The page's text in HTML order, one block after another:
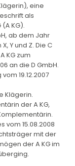
eine
als
KG).
ab dem Jahr
Y und Z. Die C
KG zum
an die D GmbH.
19.12.2007
Klägerin.
der A KG,
vom 15.08.2008
mit der
der A KG im